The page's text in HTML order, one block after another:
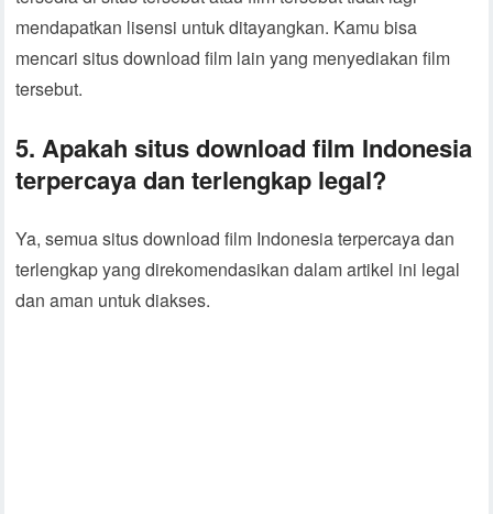
mendapatkan lisensi untuk ditayangkan. Kamu bisa
mencari situs download film lain yang menyediakan film
tersebut.
5. Apakah situs download film Indonesia
terpercaya dan terlengkap legal?
Ya, semua situs download film Indonesia terpercaya dan
terlengkap yang direkomendasikan dalam artikel ini legal
dan aman untuk diakses.